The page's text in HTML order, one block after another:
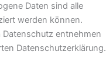
Daten sind alle
werden können.
entnehmen
Datenschutzerklärung.